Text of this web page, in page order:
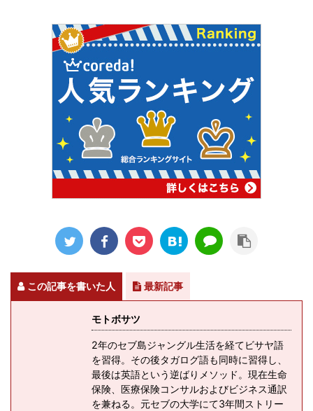
この記事を書いた人 最新記事
モトボサツ
2年のセブ島ジャングル生活を経てビサヤ語
を習得。その後タガログ語も同時に習得し、
最後は英語という逆ばりメソッド。現在生命
保険、医療保険コンサルおよびビジネス通訳
を兼ねる。元セブの大学にて3年間ストリー